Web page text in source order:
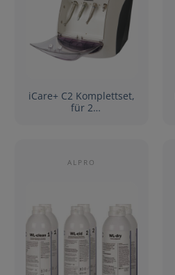
iCare+ C2 Komplettset,
für 2
ALPRO